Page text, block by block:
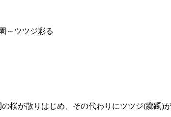
～ツツジ彩る
桜が散りはじめ、その代わりにツツジ(躑躅)